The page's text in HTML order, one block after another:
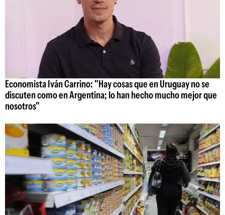
Economista Iván Carrino: "Hay cosas que en Uruguay no se
discuten como en Argentina; lo han hecho mucho mejor que
nosotros"